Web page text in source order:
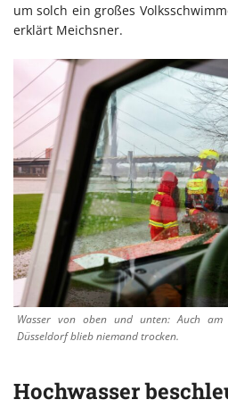
um solch ein großes
erklärt Meichsner.
Wasser von oben und unten: Auch
Düsseldorf blieb niemand trocken.
Hochwasser